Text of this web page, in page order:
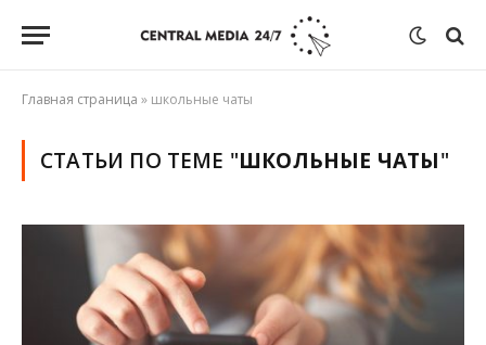
Главная страница » школьные чаты
СТАТЬИ ПО ТЕМЕ "ШКОЛЬНЫЕ ЧАТЫ"